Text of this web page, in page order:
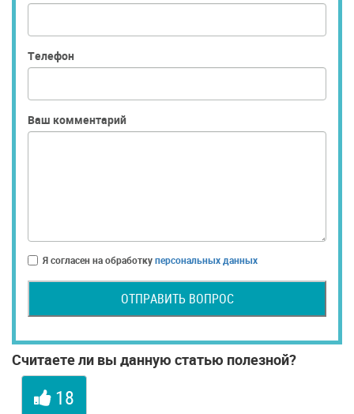
Телефон
Ваш комментарий
Я согласен на обработкуперсональных данных
ОТПРАВИТЬ ВОПРОС
Считаете ли вы данную статью полезной?
18